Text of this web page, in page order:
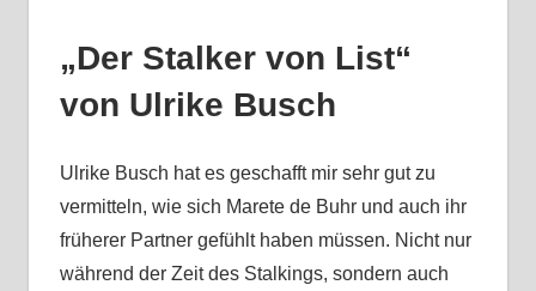
„Der Stalker von List“
von Ulrike Busch
Ulrike Busch hat es geschafft mir sehr gut zu
vermitteln, wie sich Marete de Buhr und auch ihr
früherer Partner gefühlt haben müssen. Nicht nur
während der Zeit des Stalkings, sondern auch